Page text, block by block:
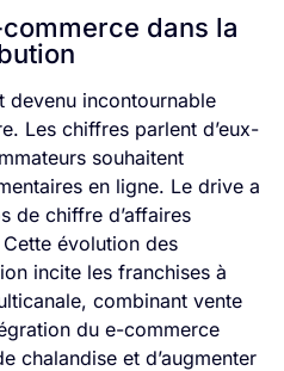
dans la
devenu incontournable
Les chiffres parlent d’eux-
souhaitent
en ligne. Le drive a
de chiffre d’affaires
évolution des
incite les franchises à
combinant vente
du e-commerce
chalandise et d’augmenter